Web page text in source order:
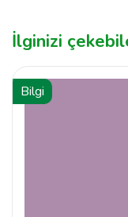
İlginizi
Bilgi